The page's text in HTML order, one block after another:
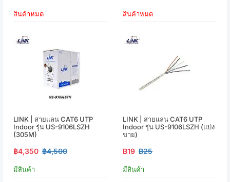
สินค้าหมด สินค้าหมด
LINK | สายแลน CAT6 UTP
Indoor รุ่น US-9106LSZH
(305M)
฿4,350 ฿4,500
มีสินค้า
LINK | สายแลน CAT6 UTP
Indoor รุ่น US-9106LSZH (แบ่ง
ขาย)
฿19 ฿25
มีสินค้า